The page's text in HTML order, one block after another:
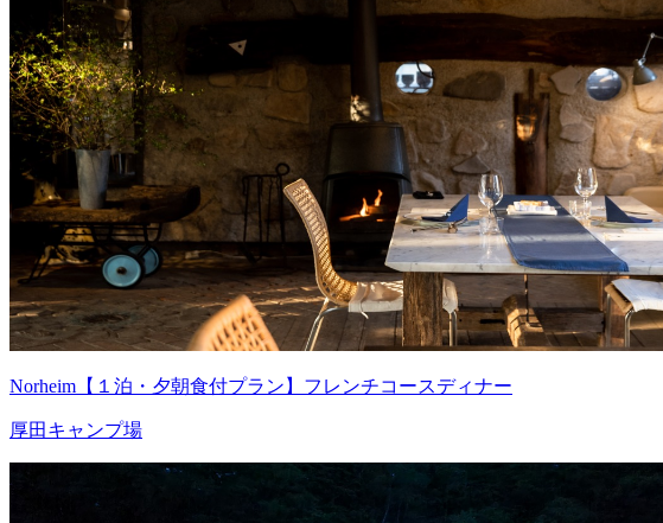
Norheim【１泊・夕朝食付プラン】フレンチコースディナー
厚田キャンプ場